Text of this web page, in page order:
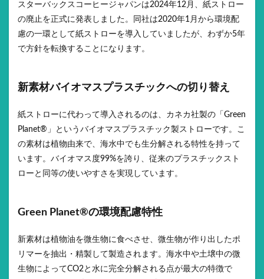
スターバックスコーヒージャパンは2024年12月、紙ストロー
の廃止を正式に発表しました。同社は2020年1月から環境配
慮の一環として紙ストローを導入していましたが、わずか5年
で方針を転換することになります。
新素材バイオマスプラスチックへの切り替え
紙ストローに代わって導入されるのは、カネカ社製の「Green
Planet®」というバイオマスプラスチック製ストローです。こ
の素材は植物由来で、海水中でも生分解される特性を持って
います。バイオマス度99%を誇り、従来のプラスチックスト
ローと同等の使いやすさを実現しています。
Green Planet®の環境配慮特性
新素材は植物油を微生物に食べさせ、微生物が作り出したポ
リマーを抽出・精製して製造されます。海水中や土壌中の微
生物によってCO2と水に完全分解される点が最大の特徴で